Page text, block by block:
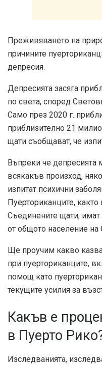
Преживяването на
причините
депресия.
Депресията засяга
по света, според
Само през 2020 г.
приблизително 21
щати съобщават, че
Въпреки че депресията
всякакъв произход,
изпитат психични
Пуерториканците,
Съединените щати,
от общото население
Ще проучим какво
при пуерториканците,
помощ като
текущите усилия за
Какъв е
в Пуерто
Изследванията,